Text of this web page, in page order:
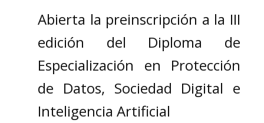
Abierta la preinscripción a la III
edición del Diploma de
Especialización en Protección
de Datos, Sociedad Digital e
Inteligencia Artificial